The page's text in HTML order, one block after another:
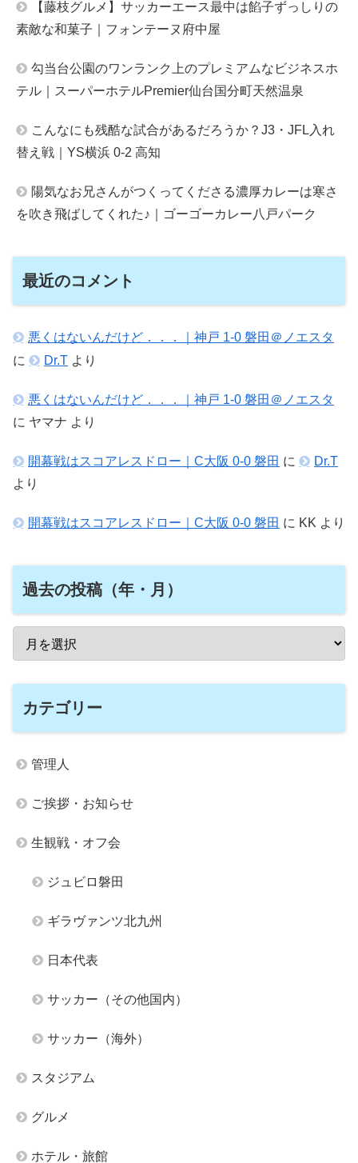
【藤枝グルメ】サッカーエース最中は餡子ずっしりの
素敵な和菓子｜フォンテーヌ府中屋
勾当台公園のワンランク上のプレミアムなビジネスホ
テル｜スーパーホテルPremier仙台国分町天然温泉
こんなにも残酷な試合があるだろうか？J3・JFL入れ
替え戦｜YS横浜 0-2 高知
陽気なお兄さんがつくってくださる濃厚カレーは寒さ
を吹き飛ばしてくれた♪｜ゴーゴーカレー八戸パーク
最近のコメント
悪くはないんだけど．．．｜神戸 1-0 磐田＠ノエスタ
に
Dr.T より
悪くはないんだけど．．．｜神戸 1-0 磐田＠ノエスタ
に ヤマナ より
開幕戦はスコアレスドロー｜C大阪 0-0 磐田 に
Dr.T
より
開幕戦はスコアレスドロー｜C大阪 0-0 磐田 に KK より
過去の投稿（年・月）
カテゴリー
管理人
ご挨拶・お知らせ
生観戦・オフ会
ジュビロ磐田
ギラヴァンツ北九州
日本代表
サッカー（その他国内）
サッカー（海外）
スタジアム
グルメ
ホテル・旅館